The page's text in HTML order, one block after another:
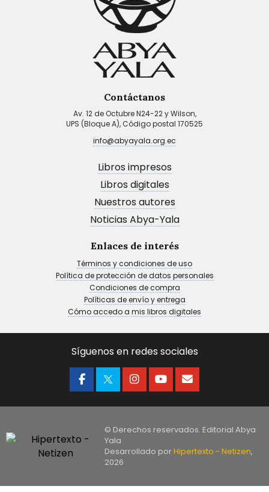
Contáctanos
Av. 12 de Octubre N24-22 y Wilson,
UPS (Bloque A), Código postal 170525
info@abyayala.org.ec
Libros impresos
Libros digitales
Nuestros autores
Noticias Abya-Yala
Enlaces de interés
Términos y condiciones de uso
Política de protección de datos personales
Condiciones de compra
Políticas de envío y entrega
Cómo accedo a mis libros digitales
Síguenos en redes sociales
© Derechos reservados. Editorial Abya
Yala
Desarrollado porHipertexto - Netizen,
2026